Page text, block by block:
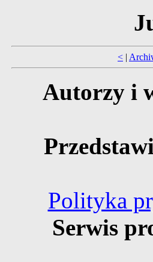
< |
Autorzy i
Polityka
Serwis